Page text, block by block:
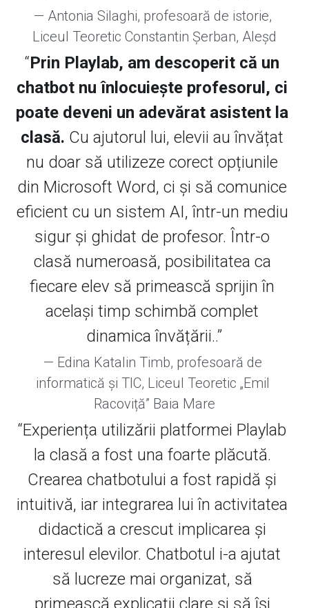
— Antonia Silaghi, profesoară de istorie,
Liceul Teoretic Constantin Șerban, Aleșd
“Prin Playlab, am descoperit că un
chatbot nu înlocuiește profesorul, ci
poate deveni un adevărat asistent la
clasă. Cu ajutorul lui, elevii au învățat
nu doar să utilizeze corect opțiunile
din Microsoft Word, ci și să comunice
eficient cu un sistem AI, într-un mediu
sigur și ghidat de profesor. Într-o
clasă numeroasă, posibilitatea ca
fiecare elev să primească sprijin în
același timp schimbă complet
dinamica învățării..”
— Edina Katalin Timb, profesoară de
informatică și TIC, Liceul Teoretic „Emil
Racoviță” Baia Mare
“Experiența utilizării platformei Playlab
la clasă a fost una foarte plăcută.
Crearea chatbotului a fost rapidă și
intuitivă, iar integrarea lui în activitatea
didactică a crescut implicarea și
interesul elevilor. Chatbotul i-a ajutat
să lucreze mai organizat, să
primească explicații clare și să își